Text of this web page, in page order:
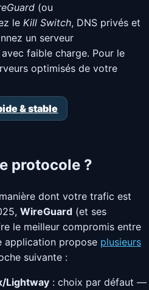
(ou
le Kill Switch, DNS privés et
un serveur
faible charge. Pour le
optimisés de votre
& stable
protocole ?
dont votre trafic est
WireGuard (et ses
le meilleur compromis entre
application propose plusieurs
suivante :
Lightway : choix par défaut —